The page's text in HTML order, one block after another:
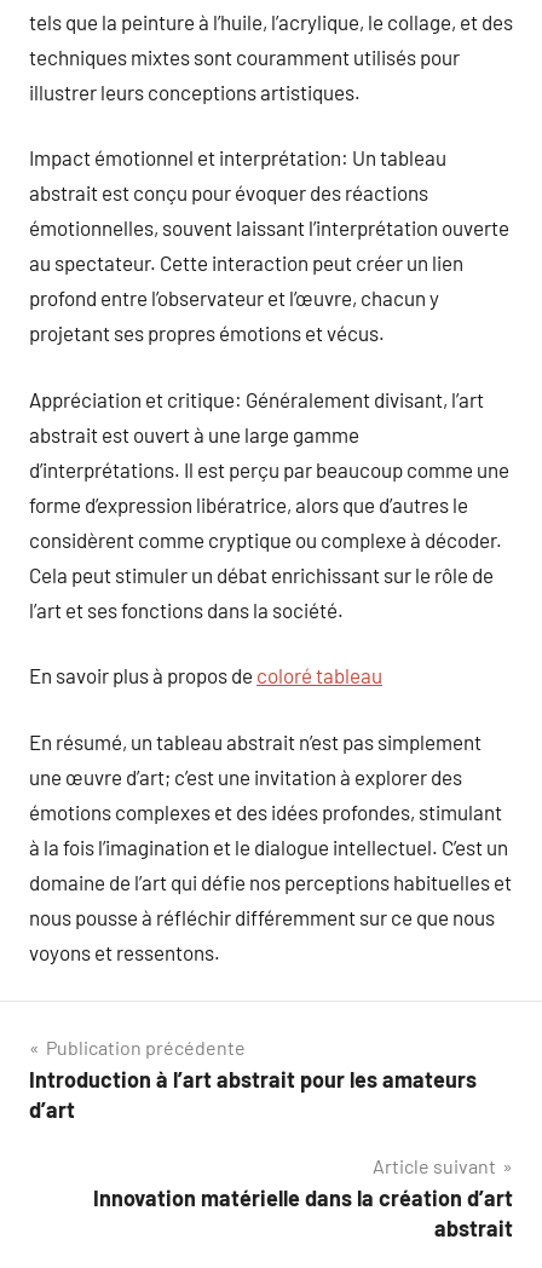
tels que la peinture à l’huile, l’acrylique, le collage, et des
techniques mixtes sont couramment utilisés pour
illustrer leurs conceptions artistiques.
Impact émotionnel et interprétation: Un tableau
abstrait est conçu pour évoquer des réactions
émotionnelles, souvent laissant l’interprétation ouverte
au spectateur. Cette interaction peut créer un lien
profond entre l’observateur et l’œuvre, chacun y
projetant ses propres émotions et vécus.
Appréciation et critique: Généralement divisant, l’art
abstrait est ouvert à une large gamme
d’interprétations. Il est perçu par beaucoup comme une
forme d’expression libératrice, alors que d’autres le
considèrent comme cryptique ou complexe à décoder.
Cela peut stimuler un débat enrichissant sur le rôle de
l’art et ses fonctions dans la société.
En savoir plus à propos de coloré tableau
En résumé, un tableau abstrait n’est pas simplement
une œuvre d’art; c’est une invitation à explorer des
émotions complexes et des idées profondes, stimulant
à la fois l’imagination et le dialogue intellectuel. C’est un
domaine de l’art qui défie nos perceptions habituelles et
nous pousse à réfléchir différemment sur ce que nous
voyons et ressentons.
Navigation
de
Publication précédente
Introduction à l’art abstrait pour les amateurs
d’art
Article suivant
Innovation matérielle dans la création d’art
abstrait